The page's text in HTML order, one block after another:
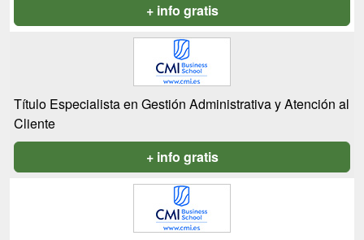
+ info gratis
Título Especialista en Gestión Administrativa y Atención al
Cliente
+ info gratis